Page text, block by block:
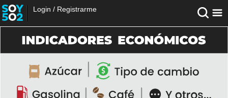
Login / Registrarme